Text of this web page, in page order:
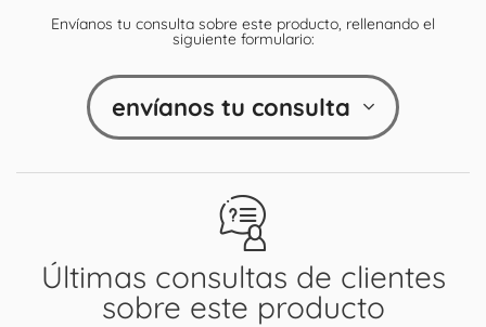
Últimas consultas de clientes
sobre este producto
Envíanos tu consulta sobre este producto, rellenando el
siguiente formulario:
envíanos tu consulta